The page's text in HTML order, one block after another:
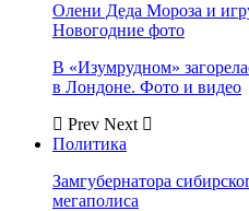
Олени Деда Мороза и
Новогодние фото
В «Изумрудном»
в Лондоне. Фото и видео
Prev Next
Политика
Замгубернатора
мегаполиса